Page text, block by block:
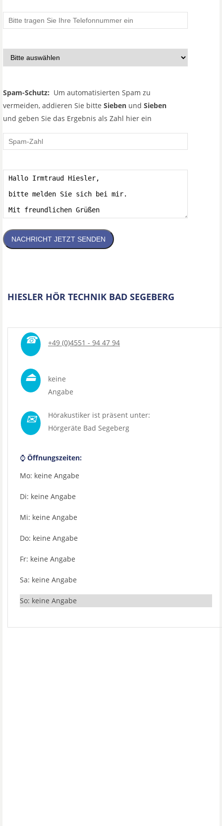
Spam-Schutz: Um automatisierten Spam zu
vermeiden, addieren Sie bitte Sieben und Sieben
und geben Sie das Ergebnis als Zahl hier ein
NACHRICHT JETZT SENDEN
HIESLER HÖR TECHNIK BAD SEGEBERG
☎ +49 (0)4551 - 94 47 94
⏏
keine
Angabe
✉
Hörakustiker ist präsent unter:
Hörgeräte Bad Segeberg
⌚ Öffnungszeiten:
Mo: keine Angabe
Di: keine Angabe
Mi: keine Angabe
Do: keine Angabe
Fr: keine Angabe
Sa: keine Angabe
So: keine Angabe